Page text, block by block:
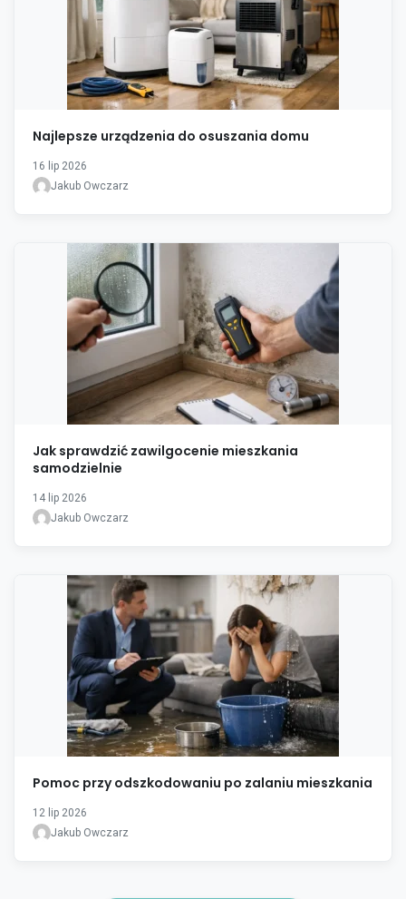
Najlepsze urządzenia do osuszania domu
16 lip 2026
Jakub Owczarz
Jak sprawdzić zawilgocenie mieszkania
samodzielnie
14 lip 2026
Jakub Owczarz
Pomoc przy odszkodowaniu po zalaniu mieszkania
12 lip 2026
Jakub Owczarz